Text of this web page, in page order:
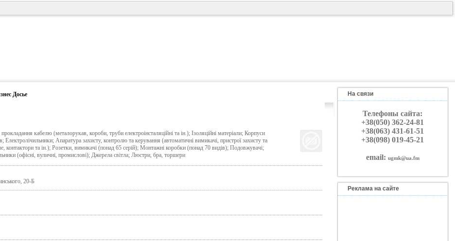
Досье
кабелю (металорукав, короби, труби електроінсталяційні та ін.); Ізоляційні матеріали; Корпуси
Електролічильники; Апаратура захисту, контролю та керування (автоматичні вимикачі, пристрої захисту та
контактори та ін.); Розетки, вимикачі (понад 65 серій); Монтажні коробки (понад 70 видів); Подовжувачі;
(офісні, вуличні, промислові); Джерела світла; Люстри, бра, торшери
20-Б
На связи
Телефоны сайта:
+38(050) 362-24-81
+38(063) 431-61-51
+38(098) 019-45-21
email: ugmk@ua.fm
Реклама на сайте